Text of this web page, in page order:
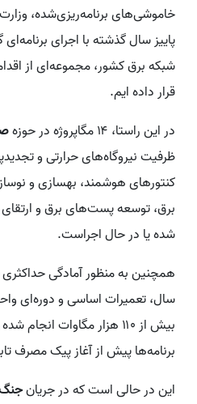
خاموشی‌های برنامه‌ریزی‌شده، وزارت
پاییز سال گذشته با اجرای
شبکه برق کشور، مجموعه‌ای از
قرار داده ایم.
در این راستا، ۱۴ مگاپروژه در حوزه
ظرفیت نیروگاه‌های حرارتی و
کنتورهای هوشمند، بهسازی و
برق، توسعه پست‌های برق و
شده یا در حال اجراست.
همچنین به منظور آمادگی
سال، تعمیرات اساسی و دوره‌ای
بیش از ۱۱۰ هزار مگاوات
برنامه‌ها پیش از آغاز پیک مصرف
این در حالی است که در جریانجنگ ۴۰